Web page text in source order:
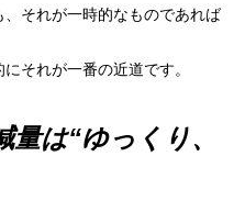
それが一時的なものであれば
それが一番の近道です。
は“ゆっくり、